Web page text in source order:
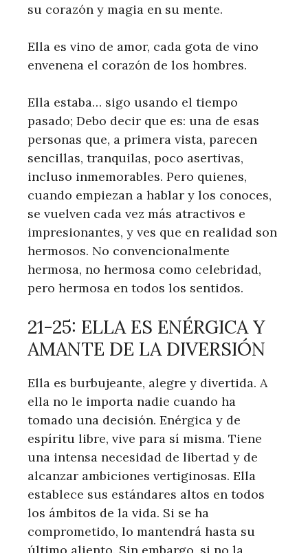
su corazón y magia en su mente.
Ella es vino de amor, cada gota de vino
envenena el corazón de los hombres.
Ella estaba… sigo usando el tiempo
pasado; Debo decir que es: una de esas
personas que, a primera vista, parecen
sencillas, tranquilas, poco asertivas,
incluso inmemorables. Pero quienes,
cuando empiezan a hablar y los conoces,
se vuelven cada vez más atractivos e
impresionantes, y ves que en realidad son
hermosos. No convencionalmente
hermosa, no hermosa como celebridad,
pero hermosa en todos los sentidos.
21-25: ELLA ES ENÉRGICA Y
AMANTE DE LA DIVERSIÓN
Ella es burbujeante, alegre y divertida. A
ella no le importa nadie cuando ha
tomado una decisión. Enérgica y de
espíritu libre, vive para sí misma. Tiene
una intensa necesidad de libertad y de
alcanzar ambiciones vertiginosas. Ella
establece sus estándares altos en todos
los ámbitos de la vida. Si se ha
comprometido, lo mantendrá hasta su
último aliento. Sin embargo, si no la